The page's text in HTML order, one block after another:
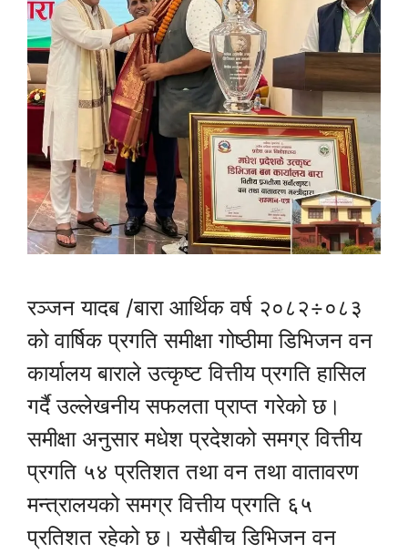
रञ्जन यादब /बारा आर्थिक वर्ष २०८२÷०८३
को वार्षिक प्रगति समीक्षा गोष्ठीमा डिभिजन वन
कार्यालय बाराले उत्कृष्ट वित्तीय प्रगति हासिल
गर्दै उल्लेखनीय सफलता प्राप्त गरेको छ।
समीक्षा अनुसार मधेश प्रदेशको समग्र वित्तीय
प्रगति ५४ प्रतिशत तथा वन तथा वातावरण
मन्त्रालयको समग्र वित्तीय प्रगति ६५
प्रतिशत रहेको छ। यसैबीच डिभिजन वन